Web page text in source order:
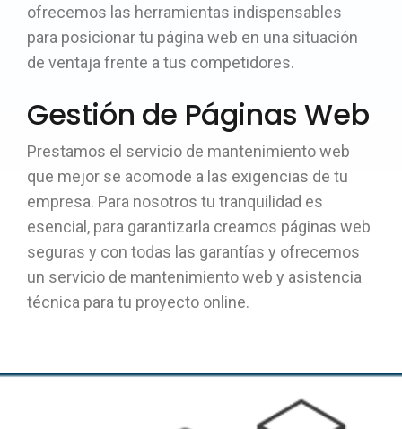
ofrecemos las herramientas indispensables
para posicionar tu página web en una situación
de ventaja frente a tus competidores.
Gestión de Páginas Web
Prestamos el servicio de mantenimiento web
que mejor se acomode a las exigencias de tu
empresa. Para nosotros tu tranquilidad es
esencial, para garantizarla creamos páginas web
seguras y con todas las garantías y ofrecemos
un servicio de mantenimiento web y asistencia
técnica para tu proyecto online.